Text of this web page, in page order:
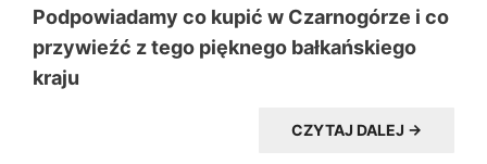
Podpowiadamy co kupić w Czarnogórze i co
przywieźć z tego pięknego bałkańskiego
kraju
CZYTAJ DALEJ →